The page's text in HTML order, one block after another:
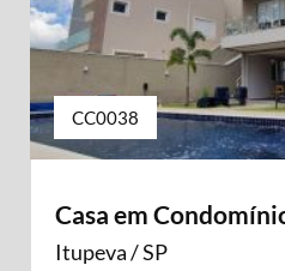
CC0038
Casa em
Itupeva / SP